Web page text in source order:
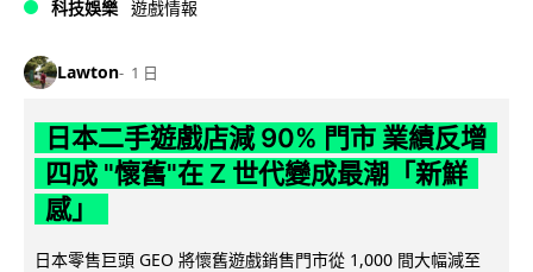
科技娛樂 遊戲情報
Lawton 1 日
日本二手遊戲店減 90% 門市 業績反增
四成 "懷舊"在 Z 世代變成最潮「新鮮
感」
日本零售巨頭 GEO 將懷舊遊戲銷售門市從 1,000 間大幅減至